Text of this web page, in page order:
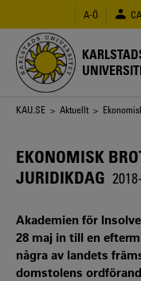
huvudinnehåll
A-Ö
Länkstig
KAU.SE > Aktuellt >
EKONOMISK
JURIDIKDAG
Akademien för
28 maj in till en
några av landets
domstolens